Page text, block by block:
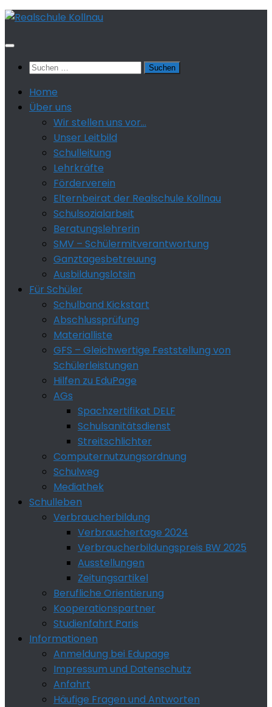
Zum
springen
Suchen
Home
Über uns
Wir stellen uns vor…
Unser Leitbild
Schulleitung
Lehrkräfte
Förderverein
Elternbeirat der Realschule Kollnau
Schulsozialarbeit
Beratungslehrerin
SMV – Schülermitverantwortung
Ganztagesbetreuung
Ausbildungslotsin
Für Schüler
Schulband Kickstart
Abschlussprüfung
Materialliste
GFS – Gleichwertige Feststellung von
Schülerleistungen
Hilfen zu EduPage
AGs
Spachzertifikat DELF
Schulsanitätsdienst
Streitschlichter
Computernutzungsordnung
Schulweg
Mediathek
Schulleben
Verbraucherbildung
Verbrauchertage 2024
Verbraucherbildungspreis BW 2025
Ausstellungen
Zeitungsartikel
Berufliche Orientierung
Kooperationspartner
Studienfahrt Paris
Informationen
Anmeldung bei Edupage
Impressum und Datenschutz
Anfahrt
Häufige Fragen und Antworten